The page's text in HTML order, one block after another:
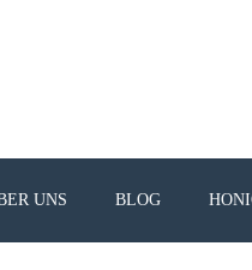
UNS BLOG